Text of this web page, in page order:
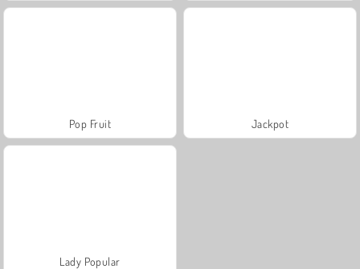
Pop Fruit Jackpot
Lady Popular